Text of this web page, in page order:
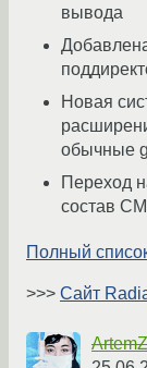
вывода
Новая
обычные
Переход
состав
Полный
>>> Сайт
ArtemZ